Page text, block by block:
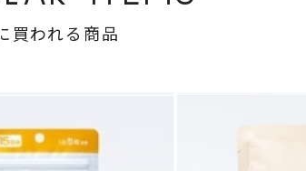
買われる商品